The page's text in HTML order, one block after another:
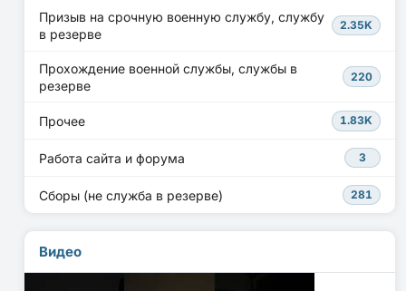
Призыв на срочную военную службу, службу
в резерве
2.35K
Прохождение военной службы, службы в
резерве
220
Прочее 1.83K
Работа сайта и форума 3
Сборы (не служба в резерве) 281
Видео